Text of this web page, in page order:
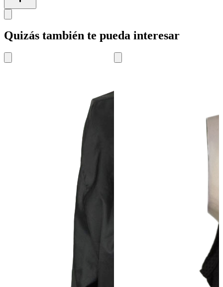
Quizás también te pueda interesar